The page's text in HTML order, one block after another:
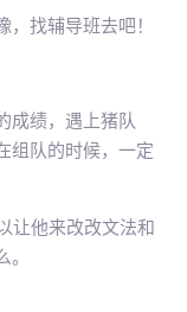
找辅导班去吧！
成绩，遇上猪队
组队的时候，一定
让他来改改文法和